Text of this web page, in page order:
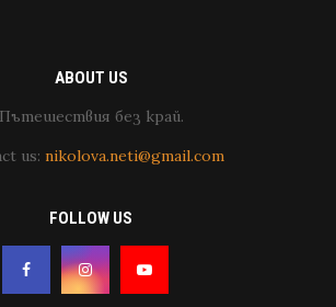
ABOUT US
Пътешествия без край.
us: nikolova.neti@gmail.com
FOLLOW US